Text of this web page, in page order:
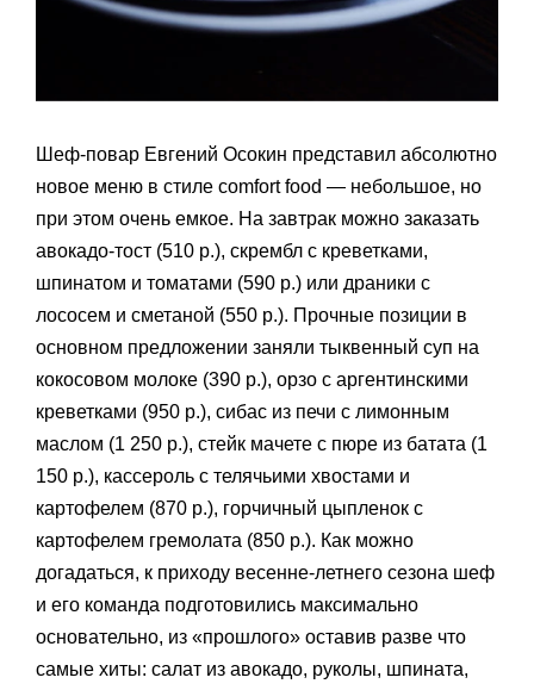
Шеф-повар Евгений Осокин представил абсолютно
новое меню в стиле comfort food — небольшое, но
при этом очень емкое. На завтрак можно заказать
авокадо-тост (510 р.), скрембл с креветками,
шпинатом и томатами (590 р.) или драники с
лососем и сметаной (550 р.). Прочные позиции в
основном предложении заняли тыквенный суп на
кокосовом молоке (390 р.), орзо с аргентинскими
креветками (950 р.), сибас из печи с лимонным
маслом (1 250 р.), стейк мачете с пюре из батата (1
150 р.), кассероль с телячьими хвостами и
картофелем (870 р.), горчичный цыпленок с
картофелем гремолата (850 р.). Как можно
догадаться, к приходу весенне-летнего сезона шеф
и его команда подготовились максимально
основательно, из «прошлого» оставив разве что
самые хиты: салат из авокадо, руколы, шпината,